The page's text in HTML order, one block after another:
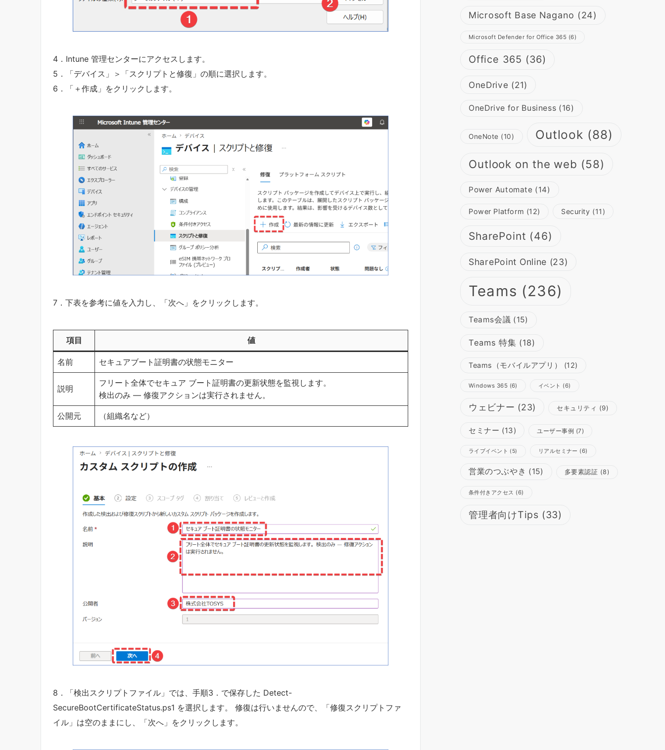
4．Intune 管理センターにアクセスします。
5．「デバイス」＞「スクリプトと修復」の順に選択します。
6．「＋作成」をクリックします。
7．下表を参考に値を入力し、「次へ」をクリックします。
項目 値
名前 セキュアブート証明書の状態モニター
説明
フリート全体でセキュア ブート証明書の更新状態を監視します。
検出のみ — 修復アクションは実行されません。
公開元 （組織名など）
8．「検出スクリプトファイル」では、手順3．で保存した Detect-
SecureBootCertificateStatus.ps1 を選択します。 修復は行いませんので、「修復スクリプトファ
イル」は空のままにし、「次へ」をクリックします。
Microsoft Base Nagano (24)
Microsoft Defender for Office 365 (6)
Office 365 (36)
OneDrive (21)
OneDrive for Business (16)
OneNote (10) Outlook (88)
Outlook on the web (58)
Power Automate (14)
Power Platform (12) Security (11)
SharePoint (46)
SharePoint Online (23)
Teams (236)
Teams会議 (15)
Teams 特集 (18)
Teams（モバイルアプリ） (12)
Windows 365 (6) イベント (6)
ウェビナー (23) セキュリティ (9)
セミナー (13) ユーザー事例 (7)
ライブイベント (5) リアルセミナー (6)
営業のつぶやき (15) 多要素認証 (8)
条件付きアクセス (6)
管理者向けTips (33)